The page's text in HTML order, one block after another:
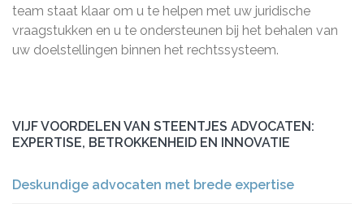
team staat klaar om u te helpen met uw juridische
vraagstukken en u te ondersteunen bij het behalen van
uw doelstellingen binnen het rechtssysteem.
VIJF VOORDELEN VAN STEENTJES ADVOCATEN:
EXPERTISE, BETROKKENHEID EN INNOVATIE
Deskundige advocaten met brede expertise